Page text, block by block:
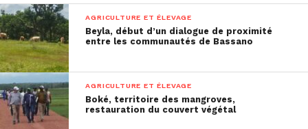
engagé deux personnes pour l’arrosage que je
payais chaque fin de mois puisque j’utilise une
motopompe et des raccords en PVC. Au début, tout
allait bien mais quand que je me suis déplacée
pour une formation à Conakry, j’ai découvert à
mon retour que mes jeunes plants manquaient
cruellement d’eau. J’ai dû abandonner ma
AGRICULTURE ET ÉLEVAGE
Beyla, début d’un dialogue de proximité
entre les communautés de Bassano
AGRICULTURE ET ÉLEVAGE
Boké, territoire des mangroves,
restauration du couvert végétal